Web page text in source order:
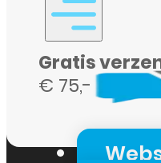
aantal
Gratis
€ 75,-